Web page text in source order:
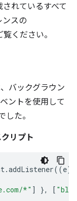
れているすべて
ンスの
覧ください。
バックグラウン
ントを使用して
た。
リプト
.addListener((e)
*" ] }, [